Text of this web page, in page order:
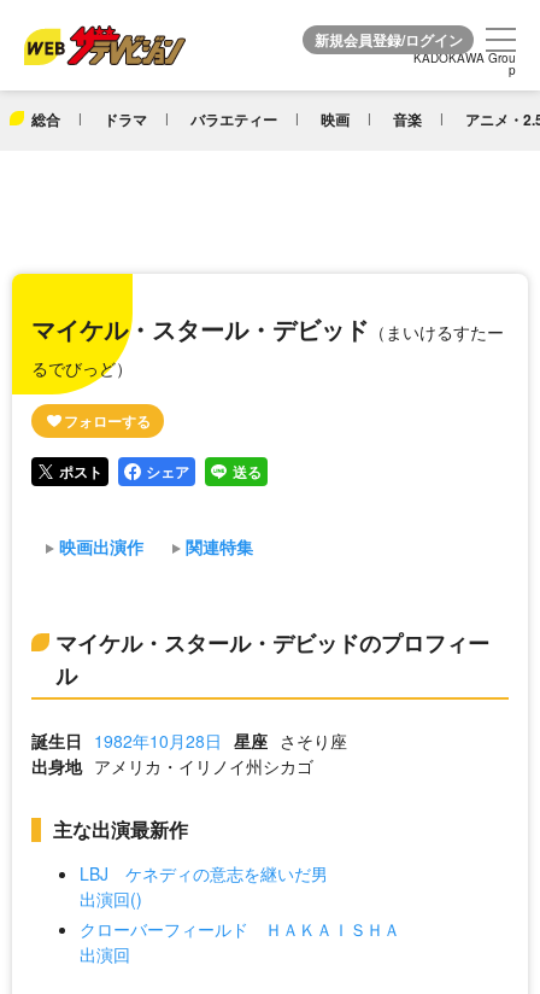
KADOKAWA Grou
p
総合 ドラマ バラエティー 映画 音楽 アニメ・
KADOKAWA Grou
p
マイケル・スタール・デビッド （まいけるすたー
るでびっど）
ポスト シェア 送る
映画出演作 関連特集
マイケル・スタール・デビッドのプロフィー
ル
誕生日 1982年10月28日 星座 さそり座
出身地 アメリカ・イリノイ州シカゴ
主な出演最新作
LBJ ケネディの意志を継いだ男
出演回()
クローバーフィールド ＨＡＫＡＩＳＨＡ
出演回